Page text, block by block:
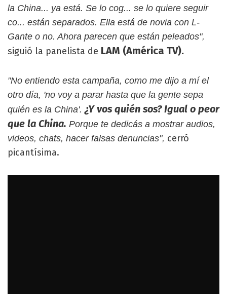
la China... ya está. Se lo cog... se lo quiere seguir
co... están separados. Ella está de novia con L-
Gante o no. Ahora parecen que están peleados",
siguió la panelista de LAM (América TV).
"No entiendo esta campaña, como me dijo a mí el
otro día, 'no voy a parar hasta que la gente sepa
quién es la China'. ¿Y vos quién sos? Igual o peor
que la China. Porque te dedicás a mostrar audios,
videos, chats, hacer falsas denuncias", cerró
picantísima.